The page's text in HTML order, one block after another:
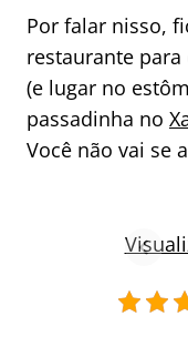
Por falar nisso,
restaurante
(e lugar no
passadinha no
Você não vai se